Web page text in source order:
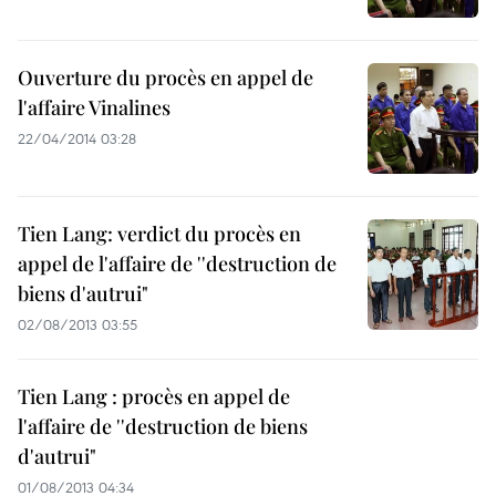
Ouverture du procès en appel de
l'affaire Vinalines
22/04/2014 03:28
Tien Lang: verdict du procès en
appel de l'affaire de ''destruction de
biens d'autrui"
02/08/2013 03:55
Tien Lang : procès en appel de
l'affaire de ''destruction de biens
d'autrui"
01/08/2013 04:34